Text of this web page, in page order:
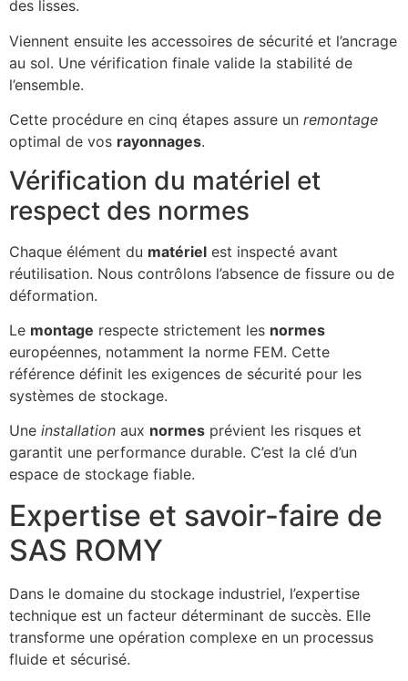
des lisses.
Viennent ensuite les accessoires de sécurité et l’ancrage
au sol. Une vérification finale valide la stabilité de
l’ensemble.
Cette procédure en cinq étapes assure un remontage
optimal de vos rayonnages.
Vérification du matériel et
respect des normes
Chaque élément du matériel est inspecté avant
réutilisation. Nous contrôlons l’absence de fissure ou de
déformation.
Le montage respecte strictement les normes
européennes, notamment la norme FEM. Cette
référence définit les exigences de sécurité pour les
systèmes de stockage.
Une installation aux normes prévient les risques et
garantit une performance durable. C’est la clé d’un
espace de stockage fiable.
Expertise et savoir-faire de
SAS ROMY
Dans le domaine du stockage industriel, l’expertise
technique est un facteur déterminant de succès. Elle
transforme une opération complexe en un processus
fluide et sécurisé.